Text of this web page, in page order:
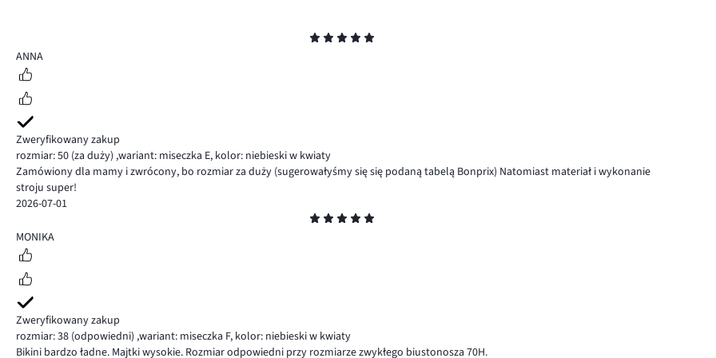
5
ANNA
Zweryfikowany zakup
rozmiar: 50 (za duży) ,wariant: miseczka E, kolor: niebieski w kwiaty
Zamówiony dla mamy i zwrócony, bo rozmiar za duży (sugerowałyśmy się się podaną tabelą Bonprix) Natomiast materiał i wykonanie
stroju super!
2026-07-01
5
MONIKA
Zweryfikowany zakup
rozmiar: 38 (odpowiedni) ,wariant: miseczka F, kolor: niebieski w kwiaty
Bikini bardzo ładne. Majtki wysokie. Rozmiar odpowiedni przy rozmiarze zwykłego biustonosza 70H.